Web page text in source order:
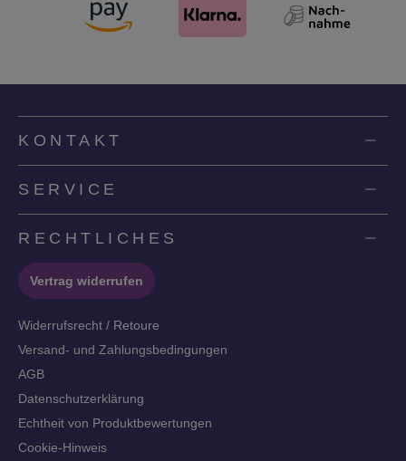
KONTAKT
SERVICE
RECHTLICHES
Vertrag widerrufen
Widerrufsrecht / Retoure
Versand- und Zahlungsbedingungen
AGB
Datenschutzerklärung
Echtheit von Produktbewertungen
Cookie-Hinweis